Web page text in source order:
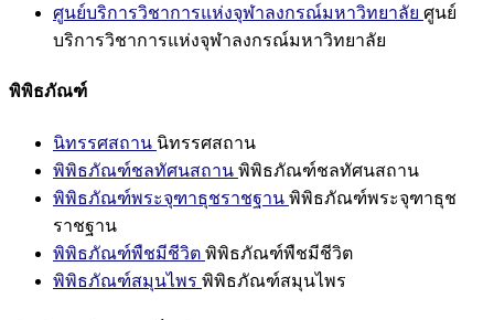
ศูนย์บริการวิชาการแห่งจุฬาลงกรณ์มหาวิทยาลัย ศูนย์
บริการวิชาการแห่งจุฬาลงกรณ์มหาวิทยาลัย
พิพิธภัณฑ์
นิทรรศสถาน นิทรรศสถาน
พิพิธภัณฑ์ชลทัศนสถาน พิพิธภัณฑ์ชลทัศนสถาน
พิพิธภัณฑ์พระจุฑาธุชราชฐาน พิพิธภัณฑ์พระจุฑาธุช
ราชฐาน
พิพิธภัณฑ์พืชมีชีวิต พิพิธภัณฑ์พืชมีชีวิต
พิพิธภัณฑ์สมุนไพร พิพิธภัณฑ์สมุนไพร